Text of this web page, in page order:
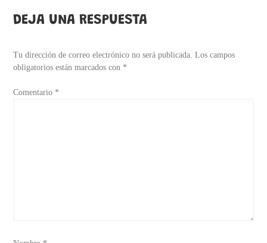
ENTRADAS
DEJA UNA RESPUESTA
Tu dirección de correo electrónico no será publicada. Los campos
obligatorios están marcados con *
Comentario *